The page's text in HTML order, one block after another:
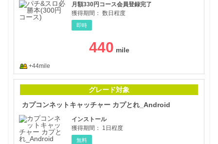
月額330円コース会員登録完了
獲得期間： 数日程度
即時
440
+44mile
グレード対象
カプコンネットキャッチャー カプとれ_Android
インストール
獲得期間：
1日程度
無料